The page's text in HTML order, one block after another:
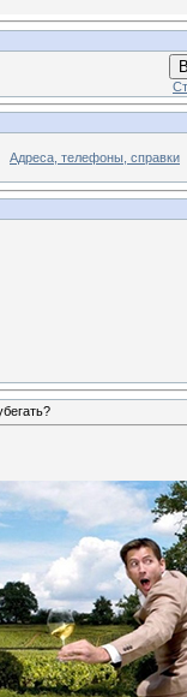
Адреса, телефоны, справки